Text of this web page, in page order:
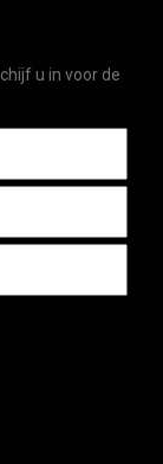
u in voor de